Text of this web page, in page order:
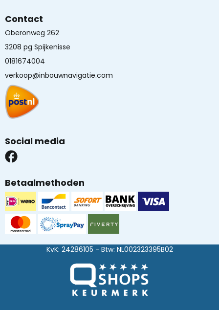
Contact
Oberonweg 262
3208 pg Spijkenisse
0181674004
verkoop@inbouwnavigatie.com
Social media
Betaalmethoden
KvK: 24286105 - Btw: NL002323395B02